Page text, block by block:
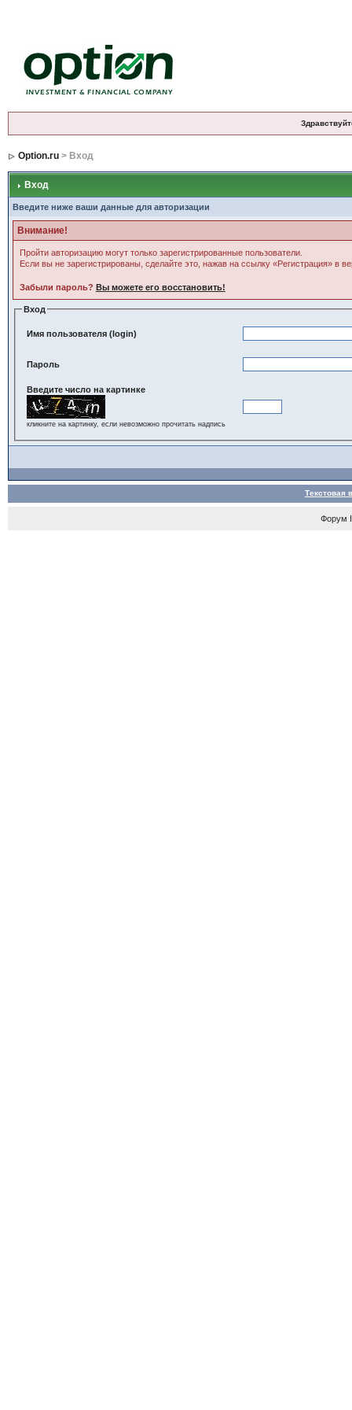
Option.ru> Вход
Вход
Введите ниже ваши данные для авторизации
Внимание!
Пройти авторизацию могут только зарегистрированные пользователи.
Если вы не зарегистрированы, сделайте это, нажав на ссылку «Регистрация» в
Забыли пароль? Вы можете его восстановить!
Вход
Имя пользователя (login)
Пароль
Введите число на картинке
кликните на картинку, если невозможно прочитать надпись
Текстовая
Форум